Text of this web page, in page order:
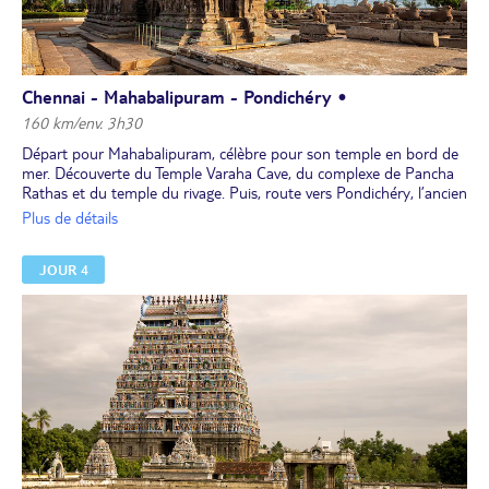
Chennai - Mahabalipuram - Pondichéry •
160 km/env. 3h30
Départ pour Mahabalipuram, célèbre pour son temple en bord de
mer. Découverte du Temple Varaha Cave, du complexe de Pancha
Rathas et du temple du rivage. Puis, route vers Pondichéry, l’ancien
comptoir français et la capitale des anciennes Indes françaises, au
dans un atelier où vous pourrez observer des artisans sculpter la
pierre.
Vous déjeunerez dans cette ville au cachet particulier.
Après le repas, vous visiterez le musée et l'ashram Sri Aurobindo,
devenu un centre de yoga intégral. Puis vous profiterez d'une
balade en rickshaw dans la ville. Arrêt au marché aux fleurs et aux
légumes pour avoir un aperçu de la vie locale.
Dîner. Nuit à l’hôtel.
Plus de détails
JOUR 4